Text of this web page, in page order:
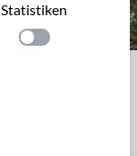
Statistiken
Einstellung